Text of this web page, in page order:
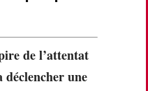
de l’attentat
une